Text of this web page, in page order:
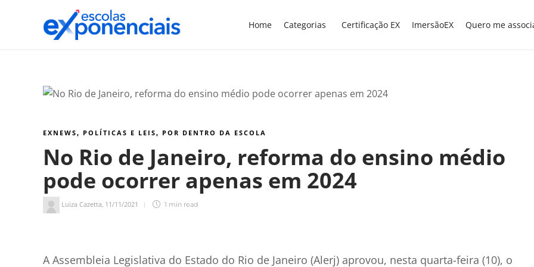
Home Categorias Certificação EX ImersãoEX Quero me
EXNEWS, POLÍTICAS E LEIS, POR DENTRO DA ESCOLA
No Rio de Janeiro, reforma do ensino médio
pode ocorrer apenas em 2024
Luiza Cazetta, 11/11/2021 1 min read
A Assembleia Legislativa do Estado do Rio de Janeiro (Alerj) aprovou, nesta quarta-feira (10), o